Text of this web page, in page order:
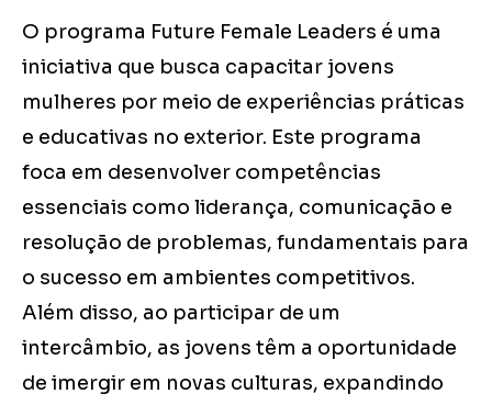
O programa Future Female Leaders é uma
iniciativa que busca capacitar jovens
mulheres por meio de experiências práticas
e educativas no exterior. Este programa
foca em desenvolver competências
essenciais como liderança, comunicação e
resolução de problemas, fundamentais para
o sucesso em ambientes competitivos.
Além disso, ao participar de um
intercâmbio, as jovens têm a oportunidade
de imergir em novas culturas, expandindo